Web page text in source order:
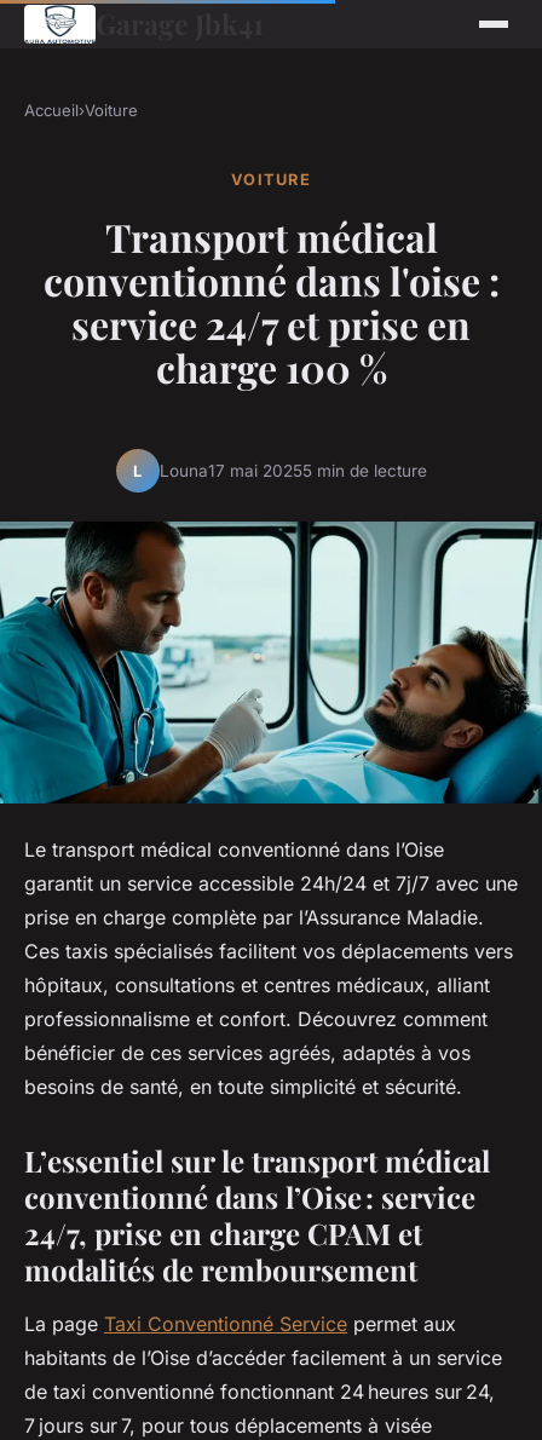
Accueil›Voiture
VOITURE
Transport médical
conventionné dans l'oise :
service 24/7 et prise en
charge 100 %
L Louna17 mai 20255 min de lecture
Le transport médical conventionné dans l’Oise
garantit un service accessible 24h/24 et 7j/7 avec une
prise en charge complète par l’Assurance Maladie.
Ces taxis spécialisés facilitent vos déplacements vers
hôpitaux, consultations et centres médicaux, alliant
professionnalisme et confort. Découvrez comment
bénéficier de ces services agréés, adaptés à vos
besoins de santé, en toute simplicité et sécurité.
L’essentiel sur le transport médical
conventionné dans l’Oise : service
24/7, prise en charge CPAM et
modalités de remboursement
La page Taxi Conventionné Service permet aux
habitants de l’Oise d’accéder facilement à un service
de taxi conventionné fonctionnant 24 heures sur 24,
7 jours sur 7, pour tous déplacements à visée